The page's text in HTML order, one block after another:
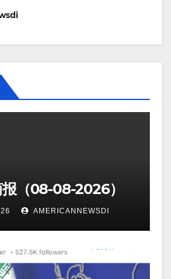
（08-08-2026）
AMERICANNEWSDI